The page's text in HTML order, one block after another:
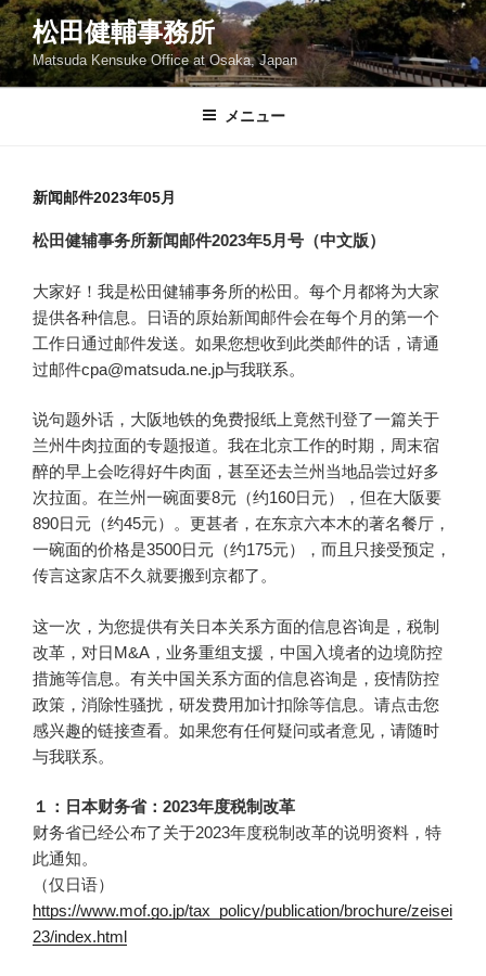
コ
ン
テ
ン
松田健輔事務所
Matsuda Kensuke Office at Osaka, Japan
メニュー
新闻邮件2023年05月
松田健辅事务所新闻邮件2023年5月号（中文版）
大家好！我是松田健辅事务所的松田。每个月都将为大家
提供各种信息。日语的原始新闻邮件会在每个月的第一个
工作日通过邮件发送。如果您想收到此类邮件的话，请通
过邮件cpa@matsuda.ne.jp与我联系。
说句题外话，大阪地铁的免费报纸上竟然刊登了一篇关于
兰州牛肉拉面的专题报道。我在北京工作的时期，周末宿
醉的早上会吃得好牛肉面，甚至还去兰州当地品尝过好多
次拉面。在兰州一碗面要8元（约160日元），但在大阪要
890日元（约45元）。更甚者，在东京六本木的著名餐厅，
一碗面的价格是3500日元（约175元），而且只接受预定，
传言这家店不久就要搬到京都了。
这一次，为您提供有关日本关系方面的信息咨询是，税制
改革，对日M&A，业务重组支援，中国入境者的边境防控
措施等信息。有关中国关系方面的信息咨询是，疫情防控
政策，消除性骚扰，研发费用加计扣除等信息。请点击您
感兴趣的链接查看。如果您有任何疑问或者意见，请随时
与我联系。
１：日本财务省：2023年度税制改革
财务省已经公布了关于2023年度税制改革的说明资料，特
此通知。
（仅日语）
https://www.mof.go.jp/tax_policy/publication/brochure/zeisei
23/index.html